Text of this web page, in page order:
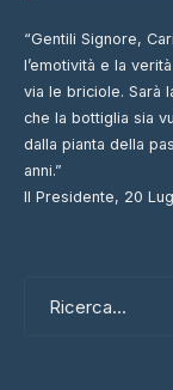
“Gentili Signore,
l’emotività e la
via le briciole. Sarà
che la bottiglia sia
dalla pianta della
anni.”
Il Presidente, 20